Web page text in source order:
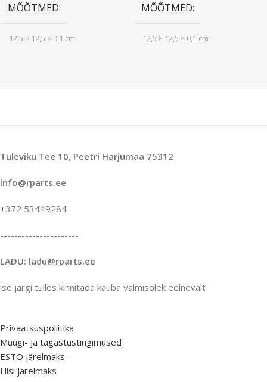
MÕÕTMED
12,5 × 12,5 × 0,1 cm
MÕÕTMED
12,5 × 12,5 × 0,1 cm
Tuleviku Tee 10, Peetri Harjumaa 75312
info@rparts.ee
+372 53449284
----------------------
LADU: ladu@rparts.ee
ise järgi tulles kinnitada kauba valmisolek eelnevalt
Privaatsuspoliitika
Müügi- ja tagastustingimused
ESTO järelmaks
Liisi järelmaks